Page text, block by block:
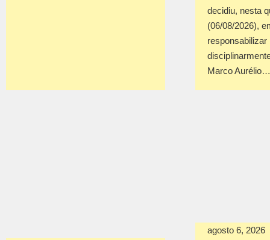
decidiu, nesta
(06/08/2026),
responsabilizar
Marco Aurélio…
agosto 6, 2026